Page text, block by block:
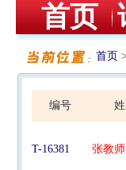
首页
首页 >
编号
T-16381 张教师